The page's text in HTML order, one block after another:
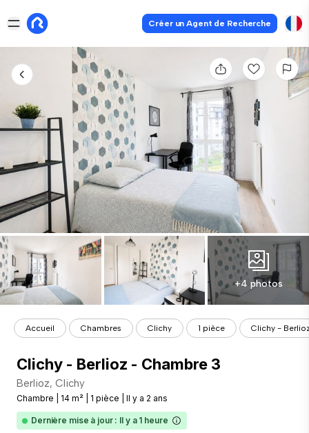
Créer un Agent de Recherche
+4 photos
Accueil Chambres Clichy 1 pièce Clichy -
Clichy - Berlioz - Chambre 3
Berlioz, Clichy
Chambre 14 m² 1 pièce Il y a 2 ans
Dernière mise à jour : Il y a 1 heure